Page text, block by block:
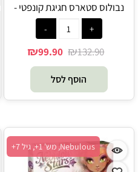
נבולוס סטארס חגיגת קונפטי -
Nebulous Stars
₪132.90
₪99.90
הוסף לסל
Nebulous, מש' 1+, גיל 7+